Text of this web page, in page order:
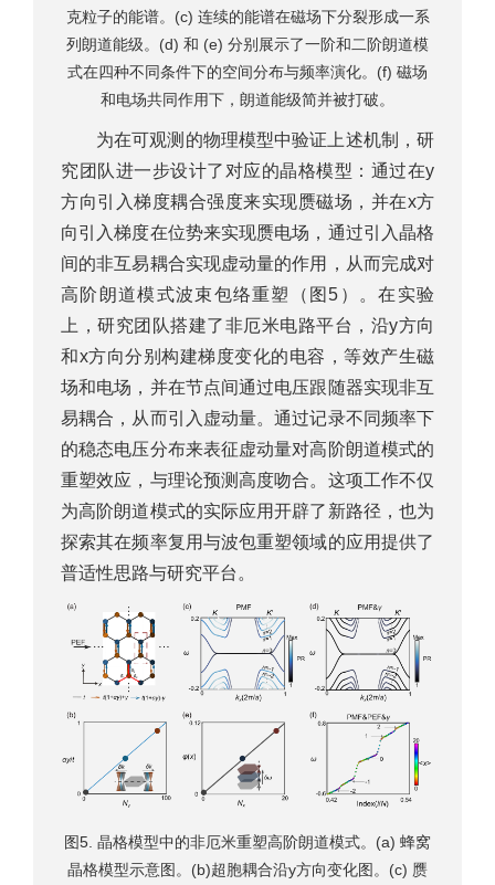
克粒子的能谱。(c) 连续的能谱在磁场下分裂形成一系
列朗道能级。(d) 和 (e) 分别展示了一阶和二阶朗道模
式在四种不同条件下的空间分布与频率演化。(f) 磁场
和电场共同作用下，朗道能级简并被打破。
为在可观测的物理模型中验证上述机制，研
究团队进一步设计了对应的晶格模型：通过在y
方向引入梯度耦合强度来实现赝磁场，并在x方
向引入梯度在位势来实现赝电场，通过引入晶格
间的非互易耦合实现虚动量的作用，从而完成对
高阶朗道模式波束包络重塑（图5）。在实验
上，研究团队搭建了非厄米电路平台，沿y方向
和x方向分别构建梯度变化的电容，等效产生磁
场和电场，并在节点间通过电压跟随器实现非互
易耦合，从而引入虚动量。通过记录不同频率下
的稳态电压分布来表征虚动量对高阶朗道模式的
重塑效应，与理论预测高度吻合。这项工作不仅
为高阶朗道模式的实际应用开辟了新路径，也为
探索其在频率复用与波包重塑领域的应用提供了
普适性思路与研究平台。
图5. 晶格模型中的非厄米重塑高阶朗道模式。(a) 蜂窝
晶格模型示意图。(b)超胞耦合沿y方向变化图。(c) 赝